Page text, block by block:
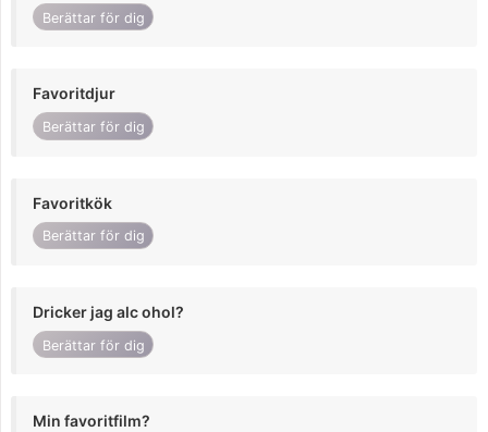
Berättar för dig
Favoritdjur
Berättar för dig
Favoritkök
Berättar för dig
Dricker jag alc ohol?
Berättar för dig
Min favoritfilm?